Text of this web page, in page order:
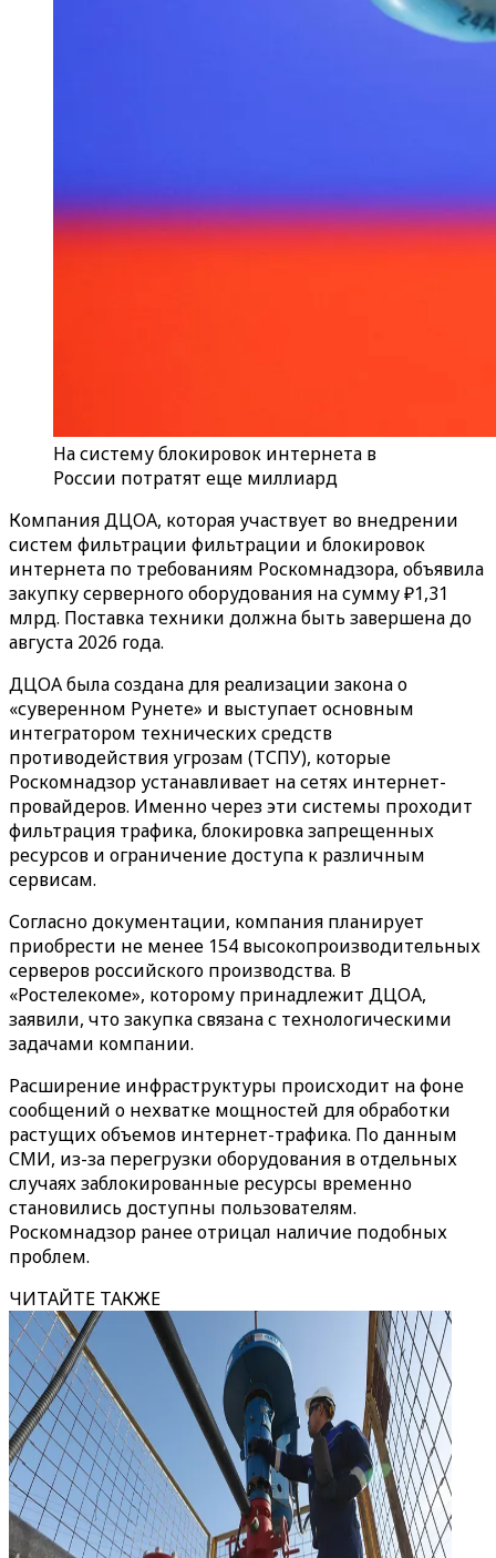
На систему блокировок интернета в
России потратят еще миллиард
Компания ДЦОА, которая участвует во внедрении
систем фильтрации фильтрации и блокировок
интернета по требованиям Роскомнадзора, объявила
закупку серверного оборудования на сумму ₽1,31
млрд. Поставка техники должна быть завершена до
августа 2026 года.
ДЦОА была создана для реализации закона о
«суверенном Рунете» и выступает основным
интегратором технических средств
противодействия угрозам (ТСПУ), которые
Роскомнадзор устанавливает на сетях интернет-
провайдеров. Именно через эти системы проходит
фильтрация трафика, блокировка запрещенных
ресурсов и ограничение доступа к различным
сервисам.
Согласно документации, компания планирует
приобрести не менее 154 высокопроизводительных
серверов российского производства. В
«Ростелекоме», которому принадлежит ДЦОА,
заявили, что закупка связана с технологическими
задачами компании.
Расширение инфраструктуры происходит на фоне
сообщений о нехватке мощностей для обработки
растущих объемов интернет-трафика. По данным
СМИ, из-за перегрузки оборудования в отдельных
случаях заблокированные ресурсы временно
становились доступны пользователям.
Роскомнадзор ранее отрицал наличие подобных
проблем.
ЧИТАЙТЕ ТАКЖЕ